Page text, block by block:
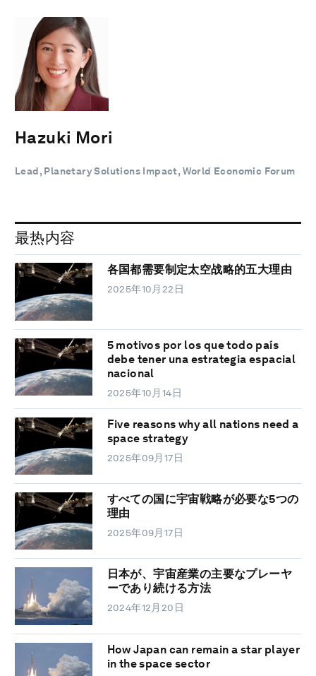
Hazuki Mori
Lead, Planetary Solutions Impact, World Economic Forum
最热内容
各国都需要制定太空战略的五大理由
2025年10月22日
5 motivos por los que todo país
debe tener una estrategia espacial
nacional
2025年10月14日
Five reasons why all nations need a
space strategy
2025年09月17日
すべての国に宇宙戦略が必要な5つの
理由
2025年09月17日
日本が、宇宙産業の主要なプレーヤ
ーであり続ける方法
2024年12月20日
How Japan can remain a star player
in the space sector